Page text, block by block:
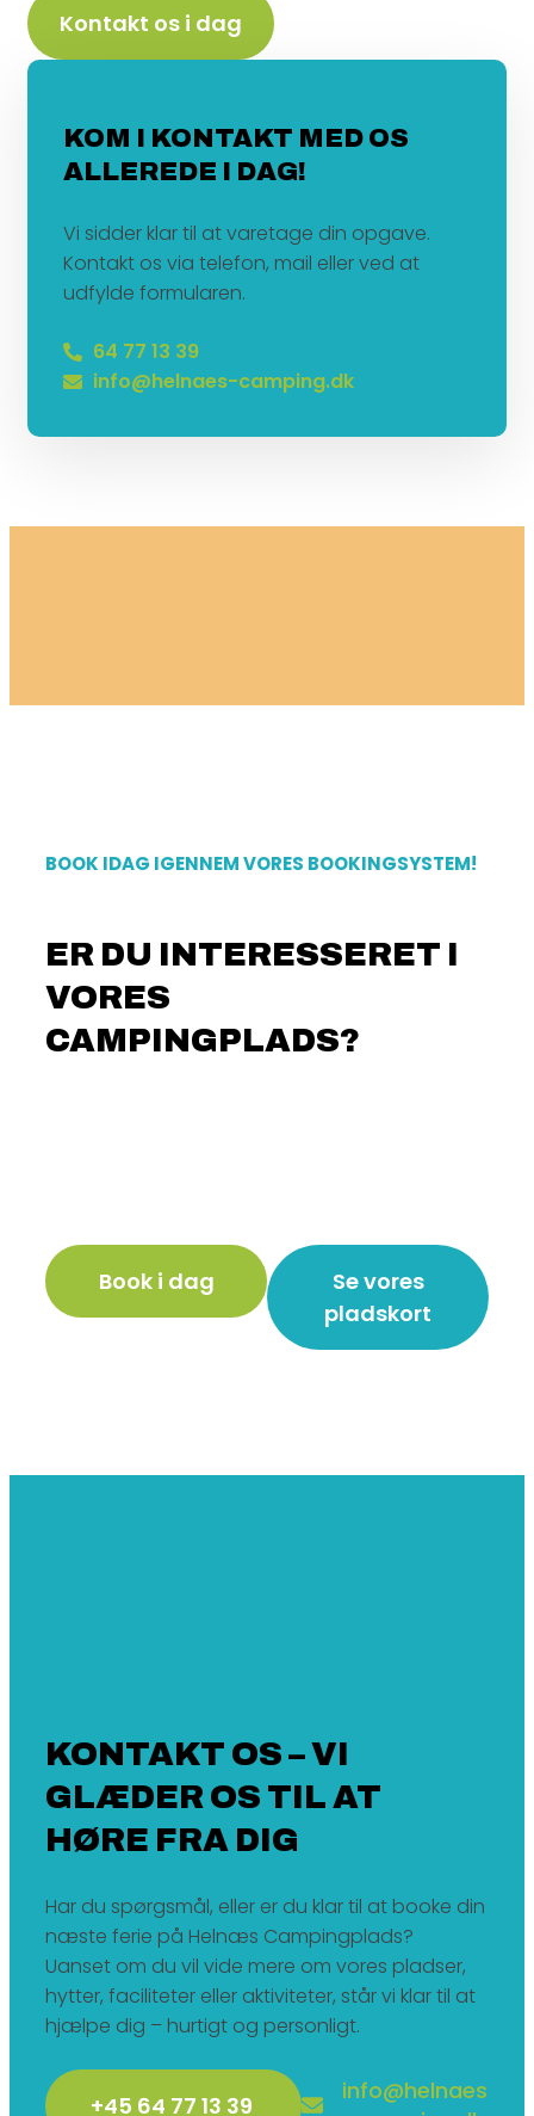
Kontakt os i dag
KOM I KONTAKT MED OS
ALLEREDE I DAG!
Vi sidder klar til at varetage din opgave.
Kontakt os via telefon, mail eller ved at
udfylde formularen.
64 77 13 39
info@helnaes-camping.dk
BOOK IDAG IGENNEM VORES BOOKINGSYSTEM!
ER DU INTERESSERET I
VORES
CAMPINGPLADS?
Book i dag
Se vores
pladskort
KONTAKT OS – VI
GLÆDER OS TIL AT
HØRE FRA DIG
Har du spørgsmål, eller er du klar til at booke din
næste ferie på Helnæs Campingplads?
Uanset om du vil vide mere om vores pladser,
hytter, faciliteter eller aktiviteter, står vi klar til at
hjælpe dig – hurtigt og personligt.
+45 64 77 13 39
info@helnaes